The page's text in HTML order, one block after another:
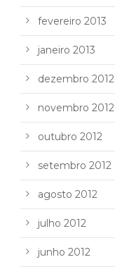
fevereiro 2013
janeiro 2013
dezembro 2012
novembro 2012
outubro 2012
setembro 2012
agosto 2012
julho 2012
junho 2012